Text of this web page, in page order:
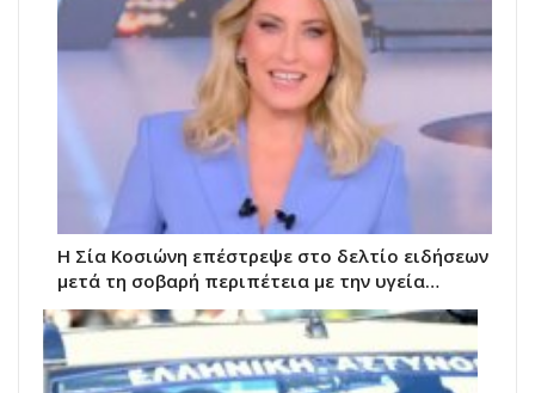
Η Σία Κοσιώνη επέστρεψε στο δελτίο ειδήσεων
μετά τη σοβαρή περιπέτεια με την υγεία…